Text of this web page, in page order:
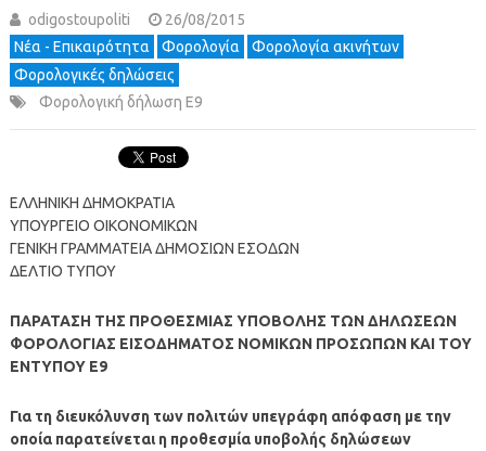
odigostoupoliti
26/08/2015
Νέα - Επικαιρότητα
Φορολογία
Φορολογία ακινήτων
Φορολογικές δηλώσεις
Φορολογική δήλωση Ε9
ΕΛΛΗΝΙΚΗ ΔΗΜΟΚΡΑΤΙΑ
ΥΠΟΥΡΓΕΙΟ ΟΙΚΟΝΟΜΙΚΩΝ
ΓΕΝΙΚΗ ΓΡΑΜΜΑΤΕΙΑ ΔΗΜΟΣΙΩΝ ΕΣΟΔΩΝ
ΔΕΛΤΙΟ ΤΥΠΟΥ
ΠΑΡΑΤΑΣΗ ΤΗΣ ΠΡΟΘΕΣΜΙΑΣ ΥΠΟΒΟΛΗΣ ΤΩΝ ΔΗΛΩΣΕΩΝ
ΦΟΡΟΛΟΓΙΑΣ ΕΙΣΟΔΗΜΑΤΟΣ ΝΟΜΙΚΩΝ ΠΡΟΣΩΠΩΝ ΚΑΙ ΤΟΥ
ΕΝΤΥΠΟΥ Ε9
Για τη διευκόλυνση των πολιτών υπεγράφη απόφαση με την
οποία παρατείνεται η προθεσμία υποβολής δηλώσεων